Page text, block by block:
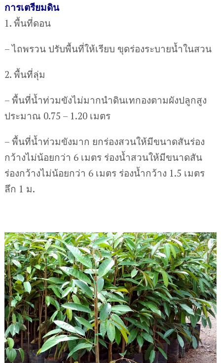
การเตรียมดิน
1. พื้นที่ดอน
– ไถพรวน ปรับพื้นที่ให้เรียบ ขุดร่องระบายน้ำในสวน
2. พื้นที่ลุ่ม
– พื้นที่น้ำท่วมขังไม่มากนำดินเทกองตามผังปลูกสูง
ประมาณ 0.75 – 1.20 เมตร
– พื้นที่น้ำท่วมขังมาก ยกร่องสวนให้มีขนาดสันร่อง
กว้างไม่น้อยกว่า 6 เมตร ร่องน้ำสวนให้มีขนาดสัน
ร่องกว้างไม่น้อยกว่า 6 เมตร ร่องน้ำกว้าง 1.5 เมตร
ลึก 1 ม.